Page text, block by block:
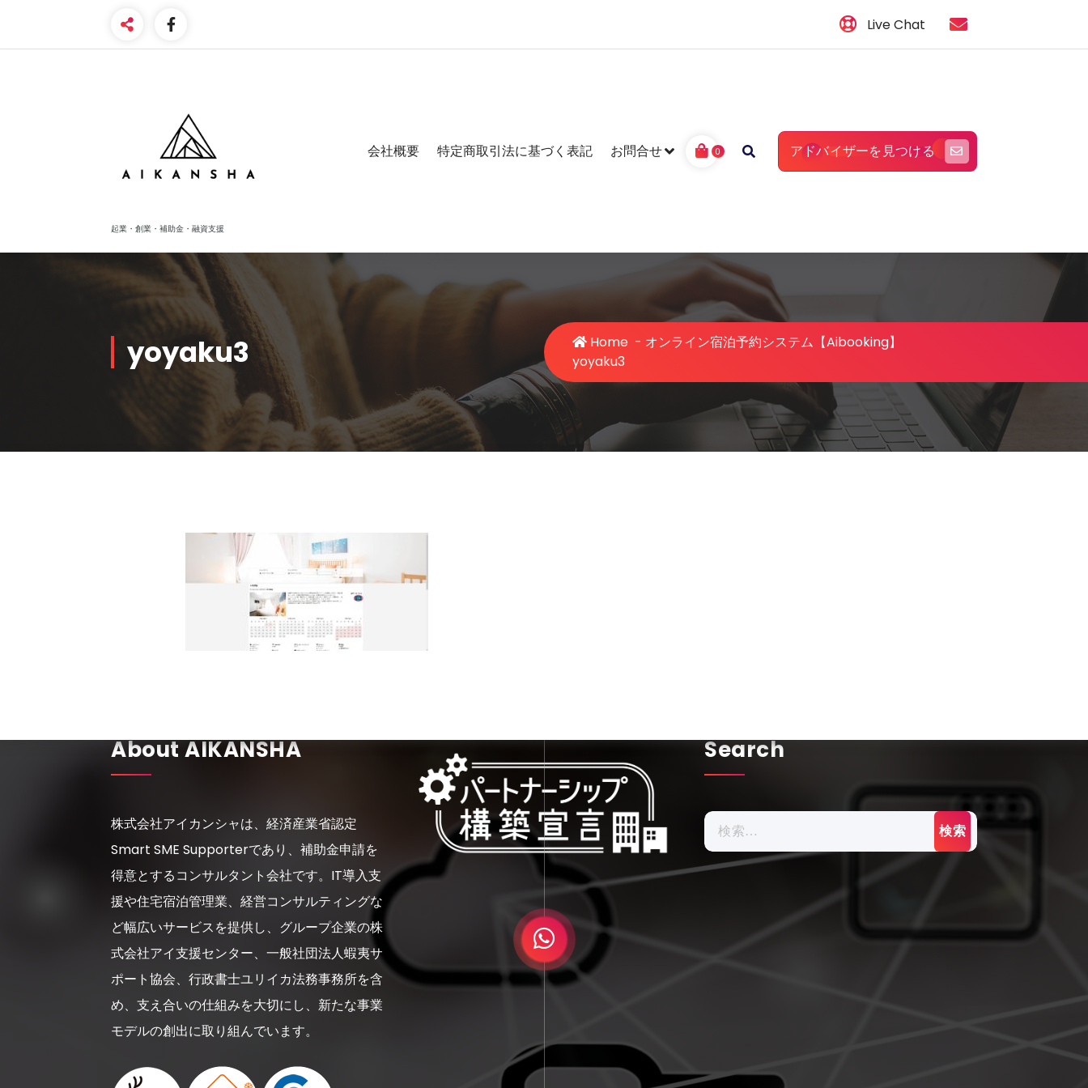
content
Live Chat
起業・創業・補助金・融資支援
会社概要 特定商取引法に基づく表記 お問合せ 0 アドバイザーを見つける
yoyaku3 Home - オンライン宿泊予約システム【Aibooking】
yoyaku3
About AIKANSHA
株式会社アイカンシャは、経済産業省認定
Smart SME Supporterであり、補助金申請を
得意とするコンサルタント会社です。IT導入支
援や住宅宿泊管理業、経営コンサルティングな
ど幅広いサービスを提供し、グループ企業の株
式会社アイ支援センター、一般社団法人蝦夷サ
ポート協会、行政書士ユリイカ法務事務所を含
め、支え合いの仕組みを大切にし、新たな事業
モデルの創出に取り組んでいます。
Search
検
索: